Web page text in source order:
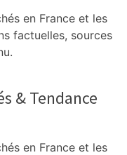
en France et les
factuelles, sources
& Tendance
en France et les